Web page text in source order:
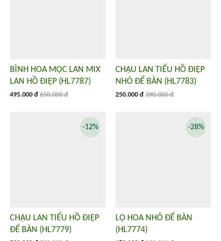
BÌNH HOA MỘC LAN MIX
LAN HỒ ĐIỆP (HL7787)
495.000 đ 650.000 đ
CHẬU LAN TIỂU HỒ ĐIỆP
NHỎ ĐỂ BÀN (HL7783)
250.000 đ 390.000 đ
CHẬU LAN TIỂU HỒ ĐIỆP
ĐỂ BÀN (HL7779)
-12%
LỌ HOA NHỎ ĐỂ BÀN
(HL7774)
-28%